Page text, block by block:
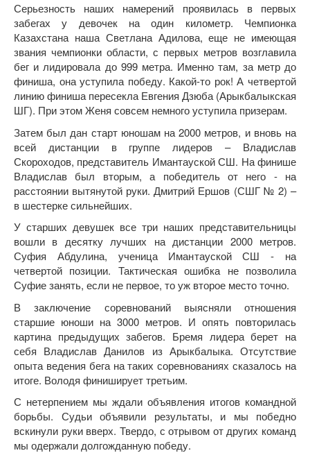
Серьезность наших намерений проявилась в первых
забегах у девочек на один километр. Чемпионка
Казахстана наша Светлана Адилова, еще не имеющая
звания чемпионки области, с первых метров возглавила
бег и лидировала до 999 метра. Именно там, за метр до
финиша, она уступила победу. Какой-то рок! А четвертой
линию финиша пересекла Евгения Дзюба (Арыкбалыкская
ШГ). При этом Женя совсем немного уступила призерам.
Затем был дан старт юношам на 2000 метров, и вновь на
всей дистанции в группе лидеров – Владислав
Скороходов, представитель Имантауской СШ. На финише
Владислав был вторым, а победитель от него - на
расстоянии вытянутой руки. Дмитрий Ершов (СШГ № 2) –
в шестерке сильнейших.
У старших девушек все три наших представительницы
вошли в десятку лучших на дистанции 2000 метров.
Суфия Абдулина, ученица Имантауской СШ - на
четвертой позиции. Тактическая ошибка не позволила
Суфие занять, если не первое, то уж второе место точно.
В заключение соревнований выясняли отношения
старшие юноши на 3000 метров. И опять повторилась
картина предыдущих забегов. Бремя лидера берет на
себя Владислав Данилов из Арыкбалыка. Отсутствие
опыта ведения бега на таких соревнованиях сказалось на
итоге. Володя финиширует третьим.
С нетерпением мы ждали объявления итогов командной
борьбы. Судьи объявили результаты, и мы победно
вскинули руки вверх. Твердо, с отрывом от других команд
мы одержали долгожданную победу.